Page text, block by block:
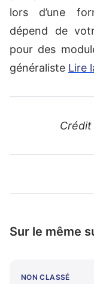
lors d’une
dépend de
pour des
généraliste Lire
Sur le même
NON CLASSÉ